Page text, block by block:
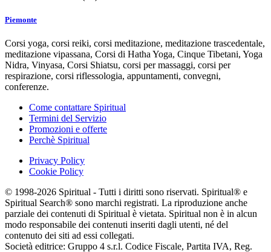
Piemonte
Corsi yoga, corsi reiki, corsi meditazione, meditazione trascedentale,
meditazione vipassana, Corsi di Hatha Yoga, Cinque Tibetani, Yoga
Nidra, Vinyasa, Corsi Shiatsu, corsi per massaggi, corsi per
respirazione, corsi riflessologia, appuntamenti, convegni,
conferenze.
Come contattare Spiritual
Termini del Servizio
Promozioni e offerte
Perchè Spiritual
Privacy Policy
Cookie Policy
© 1998-2026 Spiritual - Tutti i diritti sono riservati. Spiritual® e
Spiritual Search® sono marchi registrati. La riproduzione anche
parziale dei contenuti di Spiritual è vietata. Spiritual non è in alcun
modo responsabile dei contenuti inseriti dagli utenti, né del
contenuto dei siti ad essi collegati.
Società editrice: Gruppo 4 s.r.l. Codice Fiscale, Partita IVA, Reg.